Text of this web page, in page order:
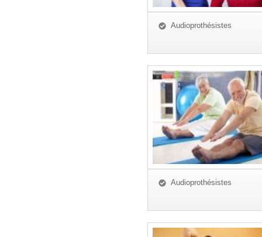
Audioprothésistes
Audioprothésistes